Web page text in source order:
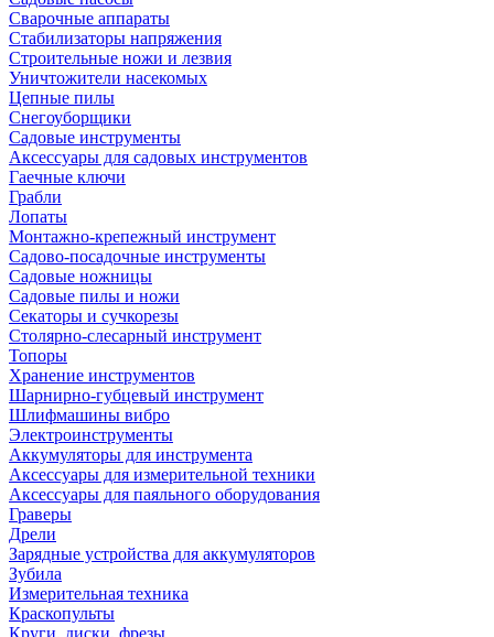
Сварочные аппараты
Стабилизаторы напряжения
Строительные ножи и лезвия
Уничтожители насекомых
Цепные пилы
Снегоуборщики
Садовые инструменты
Аксессуары для садовых инструментов
Гаечные ключи
Грабли
Лопаты
Монтажно-крепежный инструмент
Садово-посадочные инструменты
Садовые ножницы
Садовые пилы и ножи
Секаторы и сучкорезы
Столярно-слесарный инструмент
Топоры
Хранение инструментов
Шарнирно-губцевый инструмент
Шлифмашины вибро
Электроинструменты
Аккумуляторы для инструмента
Аксессуары для измерительной техники
Аксессуары для паяльного оборудования
Граверы
Дрели
Зарядные устройства для аккумуляторов
Зубила
Измерительная техника
Краскопульты
Круги, диски, фрезы